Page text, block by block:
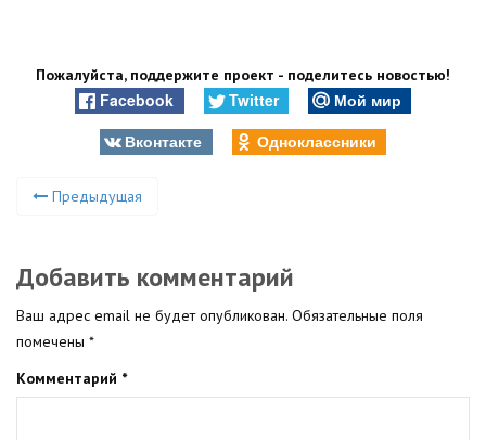
Пожалуйста, поддержите проект - поделитесь новостью!
Facebook Twitter
Мой мир
Вконтакте
Одноклассники
Предыдущая
Добавить комментарий
Ваш адрес email не будет опубликован. Обязательные поля
помечены *
Комментарий *